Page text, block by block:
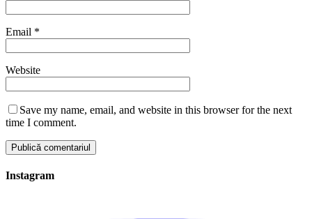
Email *
Website
Save my name, email, and website in this browser for the next
time I comment.
Instagram